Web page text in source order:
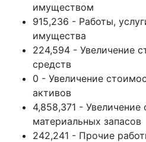
имуществом
915,236 - Работы,
имущества
224,594 - Увеличение
средств
0 - Увеличение
активов
4,858,371 - Увеличение
материальных запасов
242,241 - Прочие